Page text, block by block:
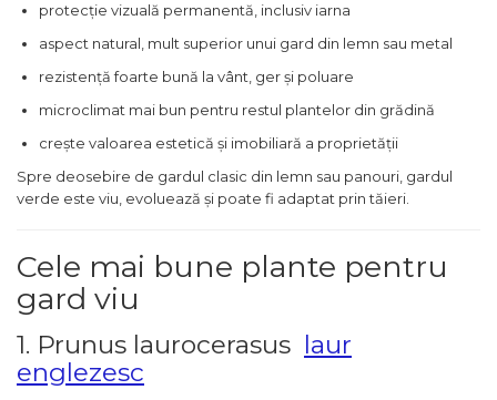
protecție vizuală permanentă, inclusiv iarna
aspect natural, mult superior unui gard din lemn sau metal
rezistență foarte bună la vânt, ger și poluare
microclimat mai bun pentru restul plantelor din grădină
crește valoarea estetică și imobiliară a proprietății
Spre deosebire de gardul clasic din lemn sau panouri, gardul
verde este viu, evoluează și poate fi adaptat prin tăieri.
Cele mai bune plante pentru
gard viu
1. Prunus laurocerasus laur
englezesc